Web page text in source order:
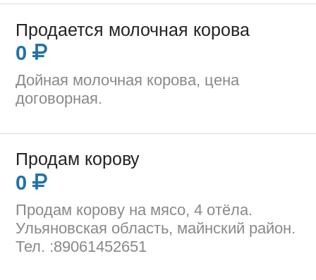
Продается молочная корова
0
Дойная молочная корова, цена
договорная.
Продам корову
0
Продам корову на мясо, 4 отёла.
Ульяновская область, майнский район.
Тел. :89061452651